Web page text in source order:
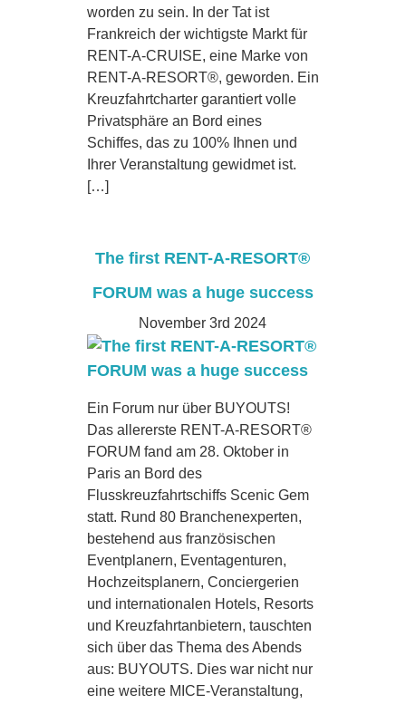
worden zu sein. In der Tat ist
Frankreich der wichtigste Markt für
RENT-A-CRUISE, eine Marke von
RENT-A-RESORT®, geworden. Ein
Kreuzfahrtcharter garantiert volle
Privatsphäre an Bord eines
Schiffes, das zu 100% Ihnen und
Ihrer Veranstaltung gewidmet ist.
[…]
The first RENT-A-RESORT®
FORUM was a huge success
November 3rd 2024
Ein Forum nur über BUYOUTS!
Das allererste RENT-A-RESORT®
FORUM fand am 28. Oktober in
Paris an Bord des
Flusskreuzfahrtschiffs Scenic Gem
statt. Rund 80 Branchenexperten,
bestehend aus französischen
Eventplanern, Eventagenturen,
Hochzeitsplanern, Conciergerien
und internationalen Hotels, Resorts
und Kreuzfahrtanbietern, tauschten
sich über das Thema des Abends
aus: BUYOUTS. Dies war nicht nur
eine weitere MICE-Veranstaltung,